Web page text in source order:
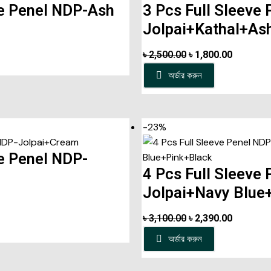
Penel NDP-Ash
3 Pcs Full Sleeve
৳2,500.00 ৳ 1,800.00
অর্ডার করুন
Penel NDP-
-23%
4 Pcs Full Sleeve
Jolpai+Navy
৳3,100.00 ৳ 2,390.00
অর্ডার করুন